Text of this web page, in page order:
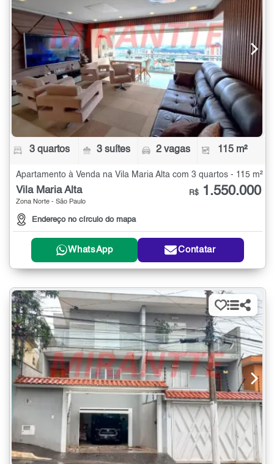
3 quartos 3 suítes 2 vagas 115 m²
Apartamento à Venda na Vila Maria Alta com 3 quartos - 115 m²
Vila Maria Alta
Zona Norte - São Paulo
Endereço no círculo do mapa
R$ 1.550.000
WhatsApp Contatar